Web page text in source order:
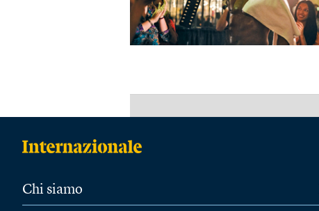
Chi siamo